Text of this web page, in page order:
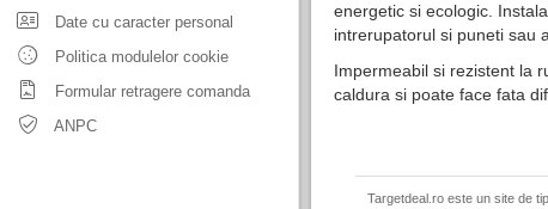
Date cu caracter personal
Politica modulelor cookie
Formular retragere comanda
ANPC
energetic si ecologic.
intrerupatorul si puneti sau
Impermeabil si rezistent la
caldura si poate face fata
Targetdeal.ro este un site de